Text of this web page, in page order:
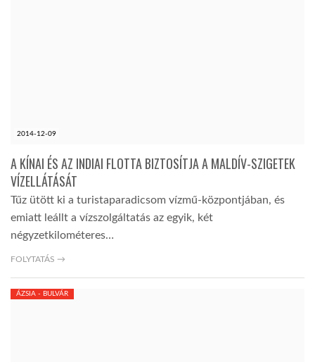
2014-12-09
A KÍNAI ÉS AZ INDIAI FLOTTA BIZTOSÍTJA A MALDÍV-SZIGETEK
VÍZELLÁTÁSÁT
Tűz ütött ki a turistaparadicsom vízmű-központjában, és
emiatt leállt a vízszolgáltatás az egyik, két
négyzetkilométeres…
FOLYTATÁS →
ÁZSIA - BULVÁR